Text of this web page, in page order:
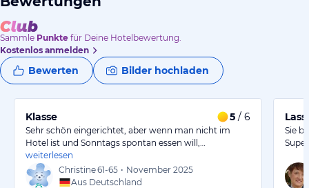
Sammle Punkte für Deine Hotelbewertung.
Kostenlos anmelden
Bewerten Bilder hochladen
Klasse 5 / 6
Sehr schön eingerichtet, aber wenn man nicht im
Hotel ist und Sonntags spontan essen will,…
weiterlesen
Christine61-65 • November 2025
Aus Deutschland
Sie